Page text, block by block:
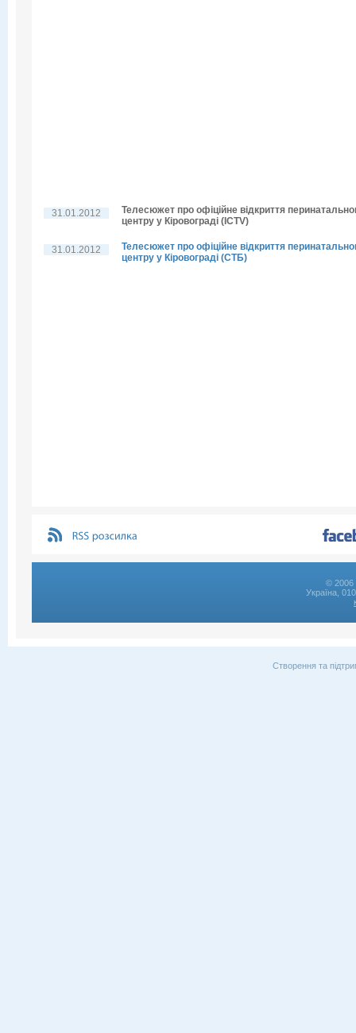
31.01.2012
Телесюжет про офіційне відкриття
центру у Кіровограді (ICTV)
31.01.2012
Телесюжет про офіційне відкриття
центру у Кіровограді (СТБ)
© 2006
Україна,
Створення та